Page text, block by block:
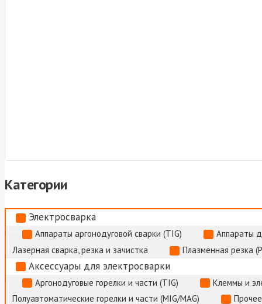
Категории
Электросварка
Аппараты аргонодуговой сварки (TIG)
Аппараты
Лазерная сварка, резка и зачистка
Плазменная резка
Аксессуары для электросварки
Аргонодуговые горелки и части (TIG)
Клеммы и
Полуавтоматические горелки и части (MIG/MAG)